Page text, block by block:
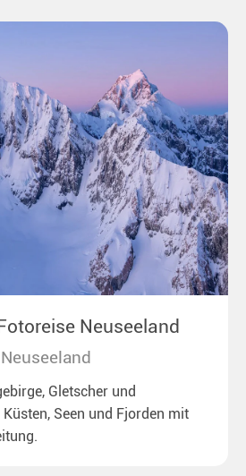
Neuseeland
Neuseeland
Gletscher und
Seen und Fjorden mit